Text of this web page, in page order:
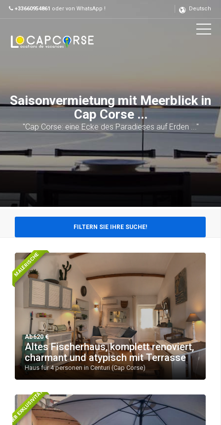
+33660954861 oder von WhatsApp ! Deutsch
Saisonvermietung mit Meerblick in
Cap Corse ...
"Cap Corse: eine Ecke des Paradieses auf Erden ..."
FILTERN SIE IHRE SUCHE!
MALERISCHE
Ab620 €
Altes Fischerhaus, komplett renoviert,
charmant und atypisch mit Terrasse
Haus für 4 personen in Centuri (Cap Corse)
WEB EXKLUSIVITÄT!